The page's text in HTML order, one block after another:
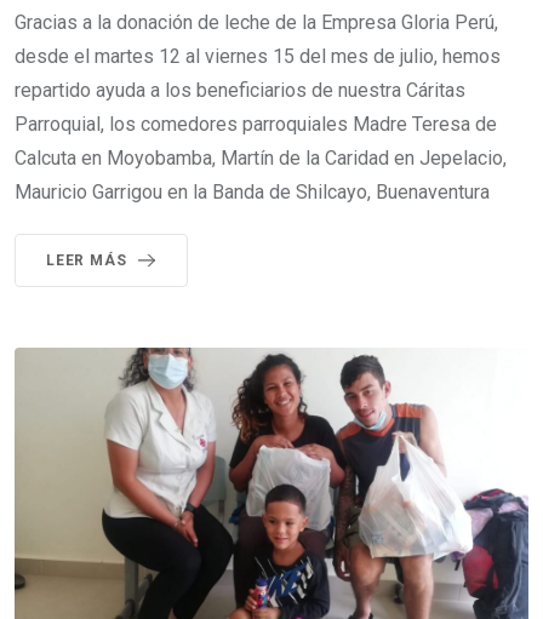
Gracias a la donación de leche de la Empresa Gloria Perú,
desde el martes 12 al viernes 15 del mes de julio, hemos
repartido ayuda a los beneficiarios de nuestra Cáritas
Parroquial, los comedores parroquiales Madre Teresa de
Calcuta en Moyobamba, Martín de la Caridad en Jepelacio,
Mauricio Garrigou en la Banda de Shilcayo, Buenaventura
LEER MÁS